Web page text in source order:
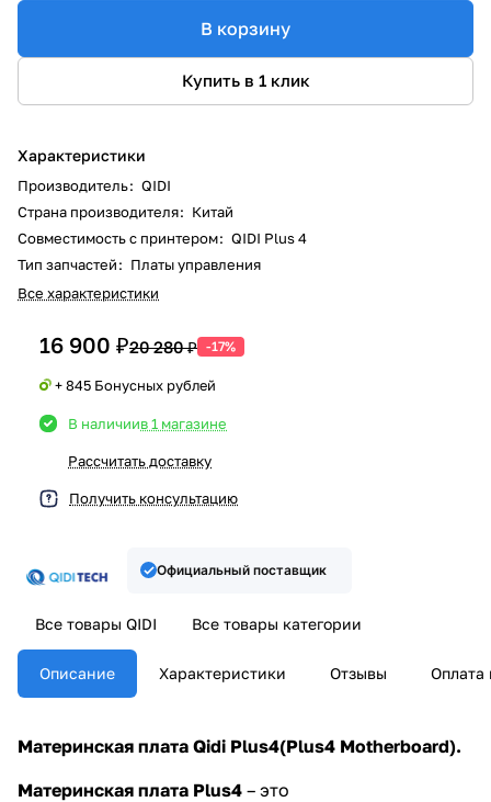
В корзину
Купить в 1 клик
Характеристики
Производитель: QIDI
Страна производителя: Китай
Совместимость с принтером: QIDI Plus 4
Тип запчастей: Платы управления
Все характеристики
16 900 ₽20 280 ₽ -17%
+ 845 Бонусных рублей
В наличиив 1 магазине
Рассчитать доставку
Получить консультацию
Официальный поставщик
Все товары QIDI Все товары категории
Описание Характеристики Отзывы Оплата
Материнская плата Qidi Plus4(Plus4 Motherboard).
Материнская плата Plus4 – это